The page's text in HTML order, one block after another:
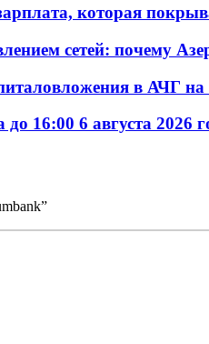
которая
сетей: почему
в АЧГ
16:00 6 августа 2026